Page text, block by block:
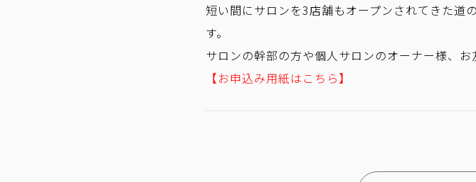
短い間にサロンを3店舗もオープンされてきた道
す。
サロンの幹部の方や個人サロンのオーナー様、お
【お申込み用紙はこちら】